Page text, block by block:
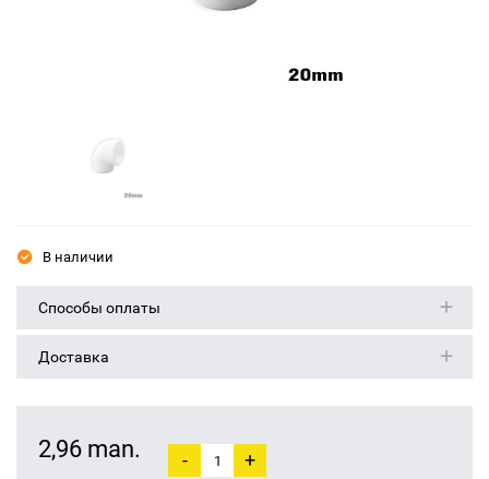
В наличии
Способы оплаты
Доставка
2,96 man. - +